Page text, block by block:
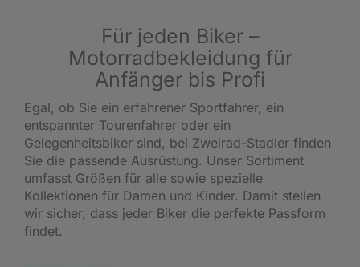
Für jeden Biker –
Motorradbekleidung für
Anfänger bis Profi
Egal, ob Sie ein erfahrener Sportfahrer, ein
entspannter Tourenfahrer oder ein
Gelegenheitsbiker sind, bei Zweirad-Stadler finden
Sie die passende Ausrüstung. Unser Sortiment
umfasst Größen für alle sowie spezielle
Kollektionen für Damen und Kinder. Damit stellen
wir sicher, dass jeder Biker die perfekte Passform
findet.